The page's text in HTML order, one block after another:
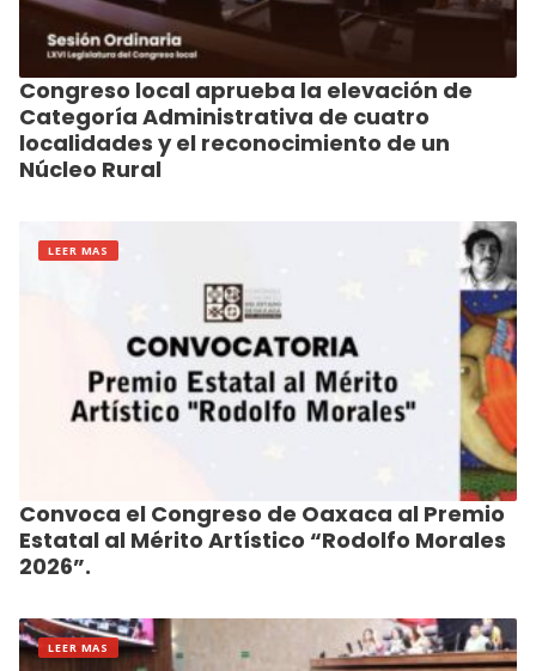
Congreso local aprueba la elevación de
Categoría Administrativa de cuatro
localidades y el reconocimiento de un
Núcleo Rural
LEER MAS
Convoca el Congreso de Oaxaca al Premio
Estatal al Mérito Artístico “Rodolfo Morales
2026”.
LEER MAS